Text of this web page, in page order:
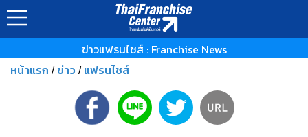
ข่าวแฟรนไชส์ : Franchise News
หน้าแรก / ข่าว / แฟรนไชส์